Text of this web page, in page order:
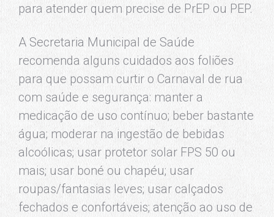
para atender quem precise de PrEP ou PEP.
A Secretaria Municipal de Saúde
recomenda alguns cuidados aos foliões
para que possam curtir o Carnaval de rua
com saúde e segurança: manter a
medicação de uso contínuo; beber bastante
água; moderar na ingestão de bebidas
alcoólicas; usar protetor solar FPS 50 ou
mais; usar boné ou chapéu; usar
roupas/fantasias leves; usar calçados
fechados e confortáveis; atenção ao uso de